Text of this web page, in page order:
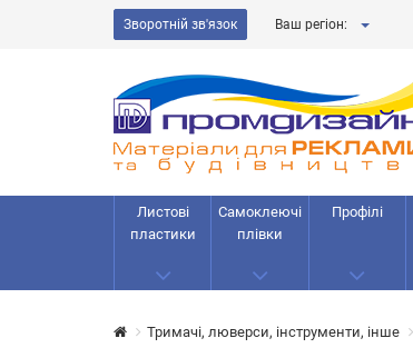
Зворотній зв'язок Ваш регіон:
Листові
пластики
Самоклеючі
плівки
Профілі
Тримачі, люверси, інструменти, інше